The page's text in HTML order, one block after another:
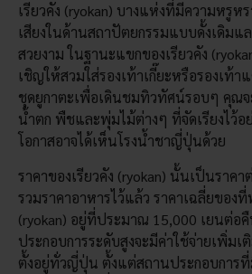
เรียวคัง (ryokan) บางแห่งที่มีความหรู
เสียงในด้านสถาปัตยกรรมแบบดั้งเดิม
สวยงาม ในฐานะแขกของเรียวคัง
เชิญให้สวมใส่รองเท้าเกี๊ยะหรือรองเ
ชุดยูกาตะเพื่อเดินชมทิวทัศน์รอบๆ คุณจ
น้ำตก พืชและพุ่มไม้ต่างๆ ที่จัดเรียงไว้อ
โอกาสอาจได้เห็นโรงน้ำชาญี่ปุ่นด้วย
ราคาของเรียวคัง (ryokan) นั้นเป็นราค
รวมราคาอาหารไว้แล้ว ราคาเฉลี่ยของ
(ryokan) อยู่ที่ประมาณ 15,000 เยนต่อ
ประกอบการระดับสูงจะมีค่าใช้จ่ายเพิ่มเ
ตั้งอยู่ทั่วญี่ปุ่น ตั้งแต่สถานประกอบการที่